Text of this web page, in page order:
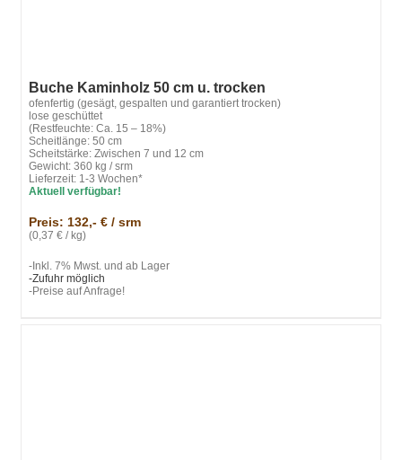
Buche Kaminholz 50 cm u. trocken
ofenfertig (gesägt, gespalten und garantiert trocken)
lose geschüttet
(Restfeuchte: Ca. 15 – 18%)
Scheitlänge: 50 cm
Scheitstärke: Zwischen 7 und 12 cm
Gewicht: 360 kg / srm
Lieferzeit: 1-3 Wochen*
Aktuell verfügbar!
Preis: 132,- € / srm
(0,37 € / kg)
-Inkl. 7% Mwst. und ab Lager
-Zufuhr möglich
-Preise auf Anfrage!